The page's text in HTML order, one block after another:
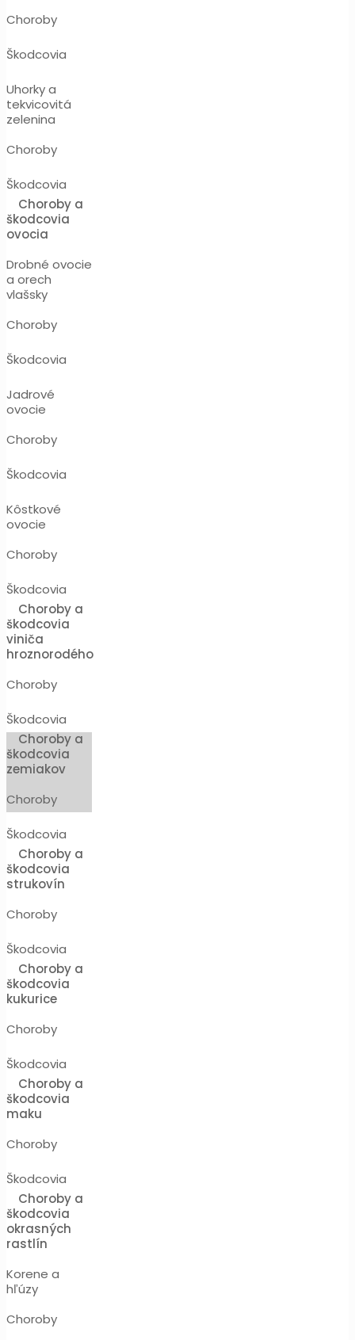
Choroby
Škodcovia
Uhorky a
tekvicovitá
zelenina
Choroby
Škodcovia
Choroby a
škodcovia
ovocia
Drobné ovocie
a orech
vlašsky
Choroby
Škodcovia
Jadrové
ovocie
Choroby
Škodcovia
Kôstkové
ovocie
Choroby
Škodcovia
Choroby a
škodcovia
viniča
hroznorodého
Choroby
Škodcovia
Choroby a
škodcovia
zemiakov
Choroby
Škodcovia
Choroby a
škodcovia
strukovín
Choroby
Škodcovia
Choroby a
škodcovia
kukurice
Choroby
Škodcovia
Choroby a
škodcovia
maku
Choroby
Škodcovia
Choroby a
škodcovia
okrasných
rastlín
Korene a
hľúzy
Choroby